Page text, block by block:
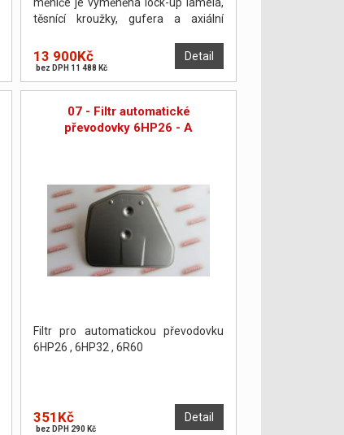
měniče je vyměněna lock-up lamela,
těsnící kroužky, gufera a axiální
vyvážen.
Detail
13 900Kč
bez DPH 11 488 Kč
07 - Filtr automatické
převodovky 6HP26 - A
Filtr pro automatickou převodovku
6HP26 , 6HP32 , 6R60
Detail
351Kč
bez DPH 290 Kč